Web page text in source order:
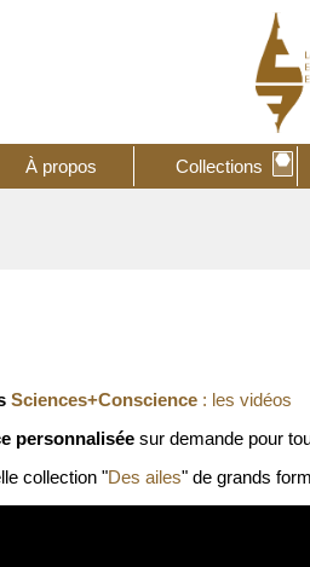
À propos Collections ⬣
Sciences+Conscience: les vidéos
personnaliséesur demande pour
collection "Des ailes" de grands